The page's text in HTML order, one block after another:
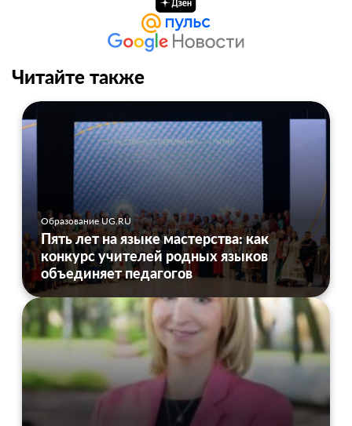
Читайте также
Образование UG.RU
Пять лет на языке мастерства: как
конкурс учителей родных языков
объединяет педагогов